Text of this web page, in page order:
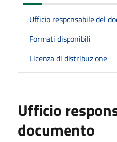
Ufficio responsabile del
Formati disponibili
Licenza di distribuzione
Ufficio
documento